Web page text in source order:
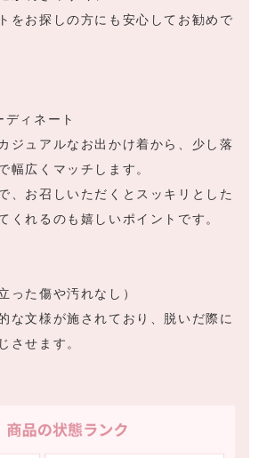
をお探しの方にも安心してお勧めで
ィネート
ジュアルなお出かけ着から、少し落
幅広くマッチします。
、お召しいただくとスッキリとした
くれるのも嬉しいポイントです。
った傷や汚れなし）
な文様が施されており、脱いだ際に
させます。